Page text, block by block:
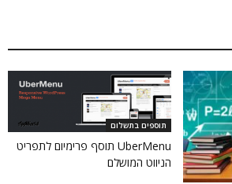
תוספים בתשלום
UberMenu תוסף פרימיום לתפריט
הניווט המושלם